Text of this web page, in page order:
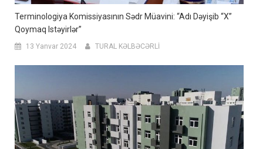
Terminologiya Komissiyasının Sədr Müavini: “Adı Dəyişib “X”
Qoymaq Istəyirlər”
13 Yanvar 2024 TURAL KƏLBƏCƏRLİ